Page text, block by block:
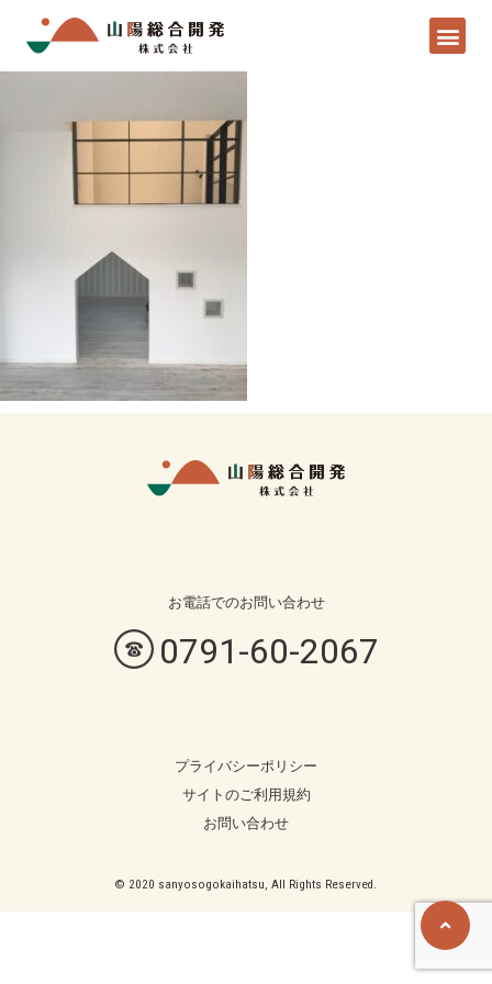
お電話でのお問い合わせ
0791-60-2067
プライバシーポリシー
サイトのご利用規約
お問い合わせ
© 2020 sanyosogokaihatsu, All Rights Reserved.